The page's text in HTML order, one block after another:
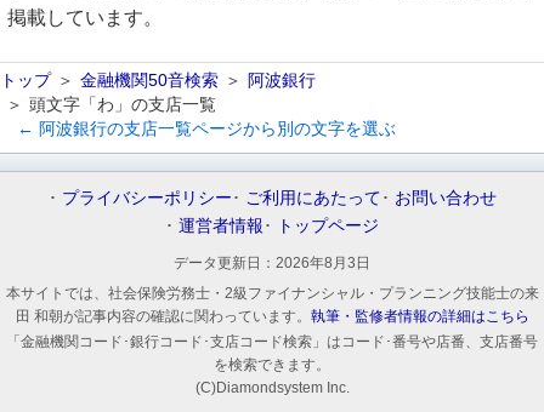
掲載しています。
トップ 金融機関50音検索
阿波銀行
頭文字「わ」の支店一覧
← 阿波銀行の支店一覧ページから別の文字を選ぶ
プライバシーポリシー ご利用にあたって
お問い合わせ
運営者情報
トップページ
データ更新日： 2026年8月3日
本サイトでは、社会保険労務士・2級ファイナンシャル・プランニング技能士の来
田 和朝が記事内容の確認に関わっています。 執筆・監修者情報の詳細はこちら
「金融機関コード･銀行コード･支店コード検索」はコード･番号や店番、支店番号
を検索できます。
(C)Diamondsystem Inc.